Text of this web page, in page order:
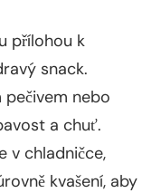
přílohou k
snack.
nebo
a chuť.
v chladničce,
kvašení, aby